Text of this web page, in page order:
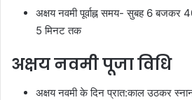
अक्षय नवमी पूर्वाह्न समय- सुबह 6 बजकर
5 मिनट तक
अक्षय नवमी पूजा विधि
अक्षय नवमी के दिन प्रात:काल उठकर